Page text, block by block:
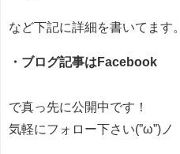
など下記に詳細を書いてます。
・ブログ記事はFacebook
で真っ先に公開中です！
気軽にフォロー下さい(”ω”)ノ